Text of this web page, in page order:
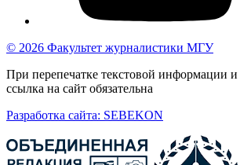
© 2026 Факультет журналистики МГУ
При перепечатке текстовой информации
ссылка на сайт обязательна
Разработка сайта: SEBEKON